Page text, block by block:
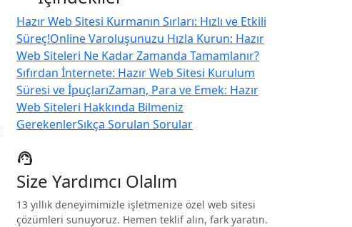
Hazır Web Sitesi Kurmanın Sırları: Hızlı ve Etkili
Süreç!Online Varoluşunuzu Hızla Kurun: Hazır
Web Siteleri Ne Kadar Zamanda Tamamlanır?
Sıfırdan İnternete: Hazır Web Sitesi Kurulum
Süresi ve İpuçlarıZaman, Para ve Emek: Hazır
Web Siteleri Hakkında Bilmeniz
GerekenlerSıkça Sorulan Sorular
support_agent
Size Yardımcı Olalım
13 yıllık deneyimimizle işletmenize özel web sitesi
çözümleri sunuyoruz. Hemen teklif alın, fark yaratın.